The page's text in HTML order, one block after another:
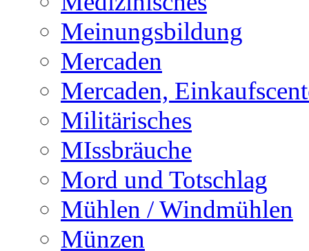
Meinungsbildung
Mercaden
Mercaden,
Militärisches
MIssbräuche
Mord und Totschlag
Mühlen / Windmühlen
Münzen